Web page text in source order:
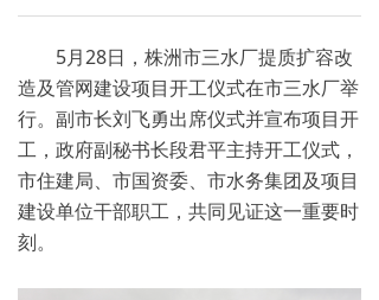
5月28日，株洲市三水厂提质扩容改
造及管网建设项目开工仪式在市三水厂举
行。副市长刘飞勇出席仪式并宣布项目开
工，政府副秘书长段君平主持开工仪式，
市住建局、市国资委、市水务集团及项目
建设单位干部职工，共同见证这一重要时
刻。